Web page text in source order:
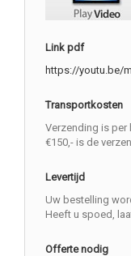
Link pdf
https://youtu.be/
Transportkosten
Verzending is per
€150,- is de
Levertijd
Uw bestelling
Heeft u spoed,
Offerte nodig